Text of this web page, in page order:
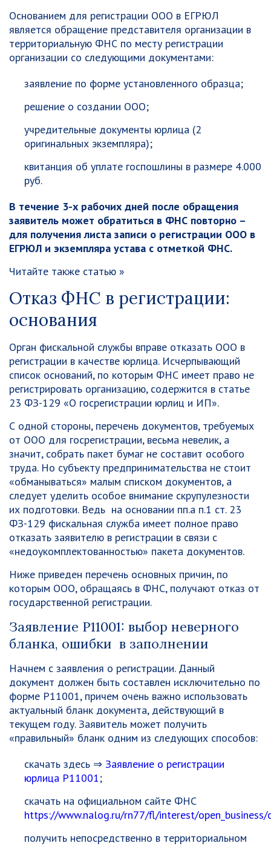
Основанием для регистрации ООО в ЕГРЮЛ
является обращение представителя организации в
территориальную ФНС по месту регистрации
организации со следующими документами:
заявление по форме установленного образца;
решение о создании ООО;
учредительные документы юрлица (2
оригинальных экземпляра);
квитанция об уплате госпошлины в размере 4.000
руб.
В течение 3-х рабочих дней после обращения
заявитель может обратиться в ФНС повторно –
для получения листа записи о регистрации ООО в
ЕГРЮЛ и экземпляра устава с отметкой ФНС.
Читайте также статью »
Отказ ФНС в регистрации:
основания
Орган фискальной службы вправе отказать ООО в
регистрации в качестве юрлица. Исчерпывающий
список оснований, по которым ФНС имеет право не
регистрировать организацию, содержится в статье
23 ФЗ-129 «О госрегистрации юрлиц и ИП».
С одной стороны, перечень документов, требуемых
от ООО для госрегистрации, весьма невелик, а
значит, собрать пакет бумаг не составит особого
труда. Но субъекту предпринимательства не стоит
«обманываться» малым списком документов, а
следует уделить особое внимание скрупулезности
их подготовки. Ведь на основании пп.а п.1 ст. 23
ФЗ-129 фискальная служба имеет полное право
отказать заявителю в регистрации в связи с
«недоукомплектованностью» пакета документов.
Ниже приведен перечень основных причин, по
которым ООО, обращаясь в ФНС, получают отказ от
государственной регистрации.
Заявление Р11001: выбор неверного
бланка, ошибки в заполнении
Начнем с заявления о регистрации. Данный
документ должен быть составлен исключительно по
форме Р11001, причем очень важно использовать
актуальный бланк документа, действующий в
текущем году. Заявитель может получить
«правильный» бланк одним из следующих способов:
скачать здесь ⇒ Заявление о регистрации
юрлица Р11001;
скачать на официальном сайте ФНС
https://www.nalog.ru/rn77/fl/interest/
получить непосредственно в территориальном